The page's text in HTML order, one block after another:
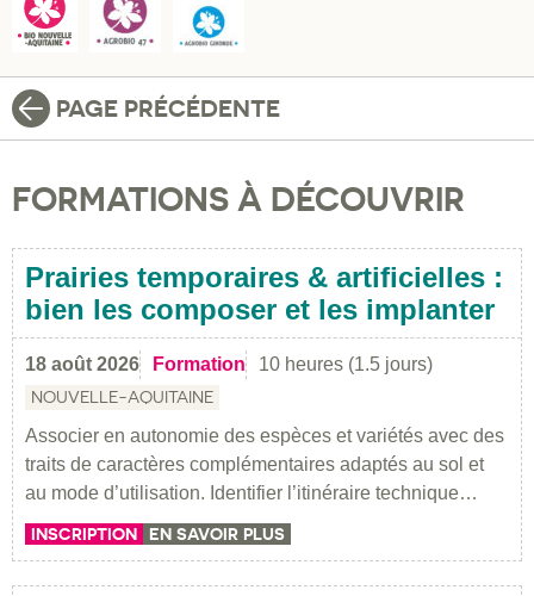
PAGE PRÉCÉDENTE
FORMATIONS À DÉCOUVRIR
Prairies temporaires & artificielles :
bien les composer et les implanter
18 août 2026 Formation 10 heures (1.5 jours)
NOUVELLE-AQUITAINE
Associer en autonomie des espèces et variétés avec des
traits de caractères complémentaires adaptés au sol et
au mode d’utilisation. Identifier l’itinéraire technique…
INSCRIPTION EN SAVOIR PLUS